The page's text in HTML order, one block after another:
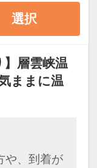
よりお受
事前にご
大雪茶屋」
品料理な
ーダー
選択
】層雲峡温
ままに温
や、到着が